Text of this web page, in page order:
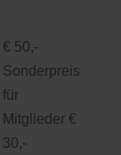
€ 50,-
Sonderpreis
für
Mitglieder €
30,-